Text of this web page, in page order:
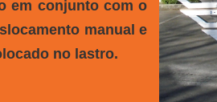
em conjunto com o
manual e
no lastro.